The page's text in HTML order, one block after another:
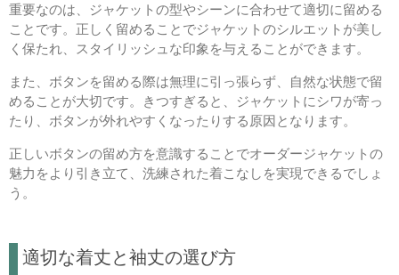
重要なのは、ジャケットの型やシーンに合わせて適切に留める
ことです。正しく留めることでジャケットのシルエットが美し
く保たれ、スタイリッシュな印象を与えることができます。
また、ボタンを留める際は無理に引っ張らず、自然な状態で留
めることが大切です。きつすぎると、ジャケットにシワが寄っ
たり、ボタンが外れやすくなったりする原因となります。
正しいボタンの留め方を意識することでオーダージャケットの
魅力をより引き立て、洗練された着こなしを実現できるでしょ
う。
適切な着丈と袖丈の選び方